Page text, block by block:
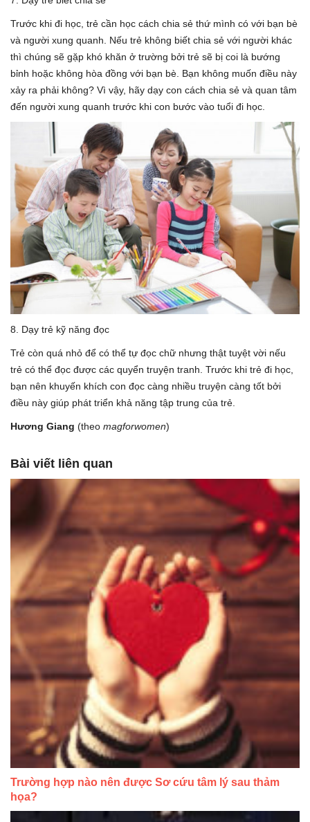
Trước khi đi học, trẻ cần học cách chia sẻ thứ mình có với bạn bè
và người xung quanh. Nếu trẻ không biết chia sẻ với người khác
thì chúng sẽ gặp khó khăn ở trường bởi trẻ sẽ bị coi là bướng
bỉnh hoặc không hòa đồng với bạn bè. Bạn không muốn điều này
xảy ra phải không? Vì vậy, hãy dạy con cách chia sẻ và quan tâm
đến người xung quanh trước khi con bước vào tuổi đi học.
8. Dạy trẻ kỹ năng đọc
Trẻ còn quá nhỏ để có thể tự đọc chữ nhưng thật tuyệt vời nếu
trẻ có thể đọc được các quyển truyện tranh. Trước khi trẻ đi học,
bạn nên khuyến khích con đọc càng nhiều truyện càng tốt bởi
điều này giúp phát triển khả năng tập trung của trẻ.
Hương Giang (theo magforwomen)
Bài viết liên quan
Trường hợp nào nên được Sơ cứu tâm lý sau thảm
họa?